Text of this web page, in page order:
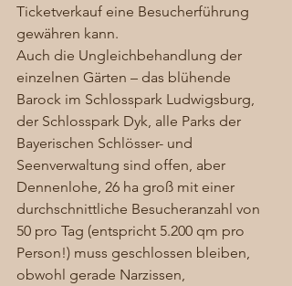
Ticketverkauf eine Besucherführung
gewähren kann.
Auch die Ungleichbehandlung der
einzelnen Gärten – das blühende
Barock im Schlosspark Ludwigsburg,
der Schlosspark Dyk, alle Parks der
Bayerischen Schlösser- und
Seenverwaltung sind offen, aber
Dennenlohe, 26 ha groß mit einer
durchschnittliche Besucheranzahl von
50 pro Tag (entspricht 5.200 qm pro
Person!) muss geschlossen bleiben,
obwohl gerade Narzissen,